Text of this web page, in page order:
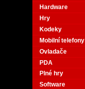
Hardware
Hry
Kodeky
Mobilní telefony
Ovladače
PDA
Plné hry
Software